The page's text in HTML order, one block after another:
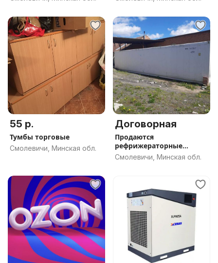
55 р.
Тумбы торговые
Смолевичи, Минская обл.
Договорная
Продаются
рефрижераторные
контейнеры. б. у
Смолевичи, Минская обл.